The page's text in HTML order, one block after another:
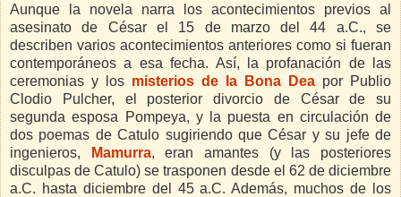
Aunque la novela narra los acontecimientos previos al
asesinato de César el 15 de marzo del 44 a.C., se
describen varios acontecimientos anteriores como si fueran
contemporáneos a esa fecha. Así, la profanación de las
ceremonias y los misterios de la Bona Dea por Publio
Clodio Pulcher, el posterior divorcio de César de su
segunda esposa Pompeya, y la puesta en circulación de
dos poemas de Catulo sugiriendo que César y su jefe de
ingenieros,
Mamurra, eran amantes (y las posteriores
disculpas de Catulo) se trasponen desde el 62 de diciembre
a.C. hasta diciembre del 45 a.C. Además, muchos de los